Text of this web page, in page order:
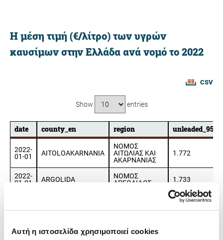
Αυτή η ιστοσελίδα χρησιμοποιεί cookies
Η μέση τιμή (€/λίτρο) των υγρών
καυσίμων στην Ελλάδα ανά νομό το 2022
CSV
Show entries
date county_en region
unleaded_95
date
county_en region unleaded_95
2022-
01-01
AITOLOAKARNANIA
ΝΟΜΟΣ
ΑΙΤΩΛΙΑΣ ΚΑΙ
ΑΚΑΡΝΑΝΙΑΣ
1.772
2022-
01-01
ARGOLIDA
ΝΟΜΟΣ
ΑΡΓΟΛΙΔΟΣ
1.733
1.783
01-01